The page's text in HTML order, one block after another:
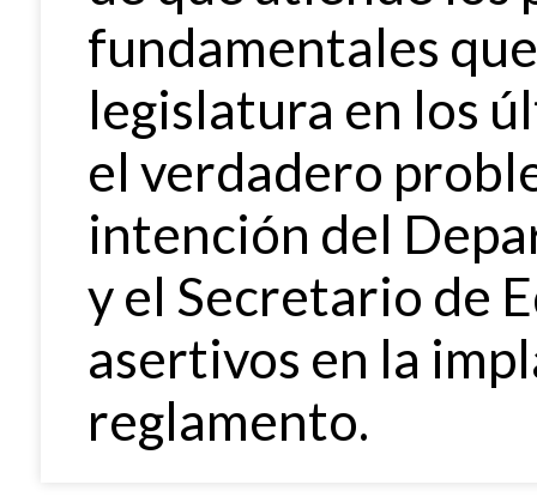
fundamentales
legislatura en los
el verdadero
intención del
y el Secretario de
asertivos en la
reglamento.